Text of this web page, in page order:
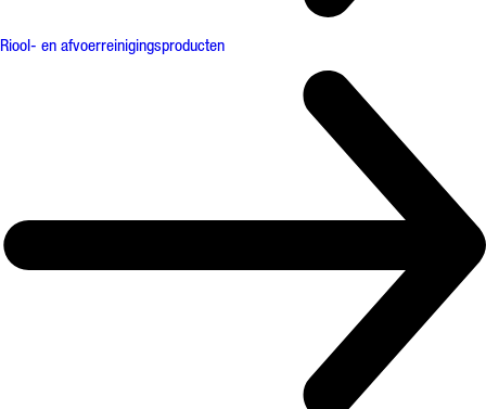
Riool- en afvoerreinigingsproducten